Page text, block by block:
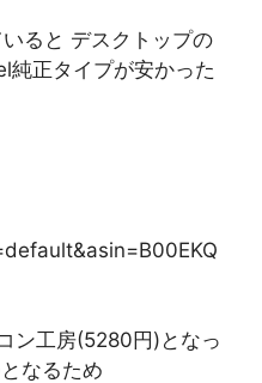
ると デスクトップの
純正タイプが安かった
ン工房(5280円)となっ
なるため